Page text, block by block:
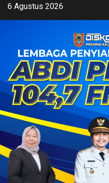
Skip6 Agustus 2026